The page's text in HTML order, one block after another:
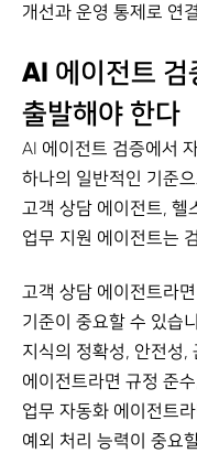
개선과 운영 통제로 연
AI 에이전트 검
출발해야 한다
AI 에이전트 검증에서
하나의 일반적인 기준
고객 상담 에이전트, 헬
업무 지원 에이전트는
고객 상담 에이전트라
기준이 중요할 수 있습
지식의 정확성, 안전성,
에이전트라면 규정 준
업무 자동화 에이전트
예외 처리 능력이 중요